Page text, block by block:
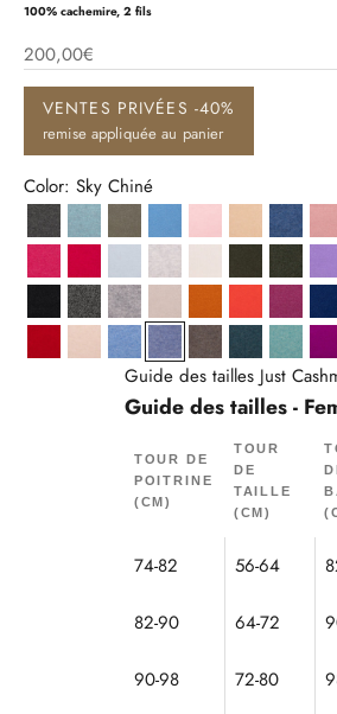
100% cachemire, 2 fils
200,00€
VENTES PRIVÉES -40%
remise appliquée au panier
Color: Sky Chiné
Anthracite Chiné
Aqua Chiné
ArmyBaby Blue
BallerineBeigeBleu
FraiseFuchsiaGivreGris Perle Chiné
IvoireKaki Kaki
Noir Noir/BlancNuage Chiné
NudeOcreOrange
RougeSableSky Sky ChinéTaupe Chiné
Vert Canard
Vert
Guide des tailles Just
Guide des tailles -
TOUR DE
POITRINE
(CM)
TOUR
DE
TAILLE
(CM)
74-82 56-64
82-90 64-72
90-98 72-80